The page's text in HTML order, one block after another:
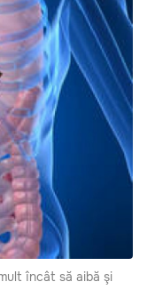
încât să aibă şi